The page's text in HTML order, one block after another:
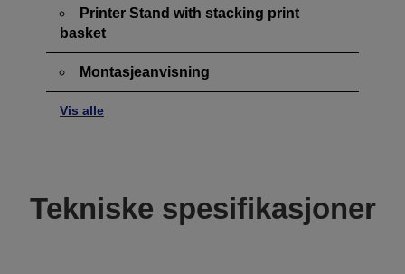
Printer Stand with stacking print
basket
Montasjeanvisning
Vis alle
Tekniske spesifikasjoner